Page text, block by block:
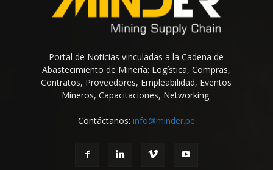
Portal de Noticias vinculadas a la Cadena de
Abastecimiento de Minería: Logística, Compras,
Contratos, Proveedores, Empleabilidad, Eventos
Mineros, Capacitaciones, Networking.
Contáctanos: info@minder.pe